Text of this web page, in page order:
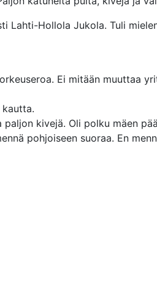
Lahti-Hollola Jukola. Tuli
Ei mitään muuttaa
kivejä. Oli polku mäen
pohjoiseen suoraa. En